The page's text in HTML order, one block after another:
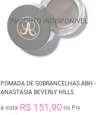
POMADA DE SOBRANCELHAS ABH -
ANASTASIA BEVERLY HILLS
à vista R$ 151,90 no Pix